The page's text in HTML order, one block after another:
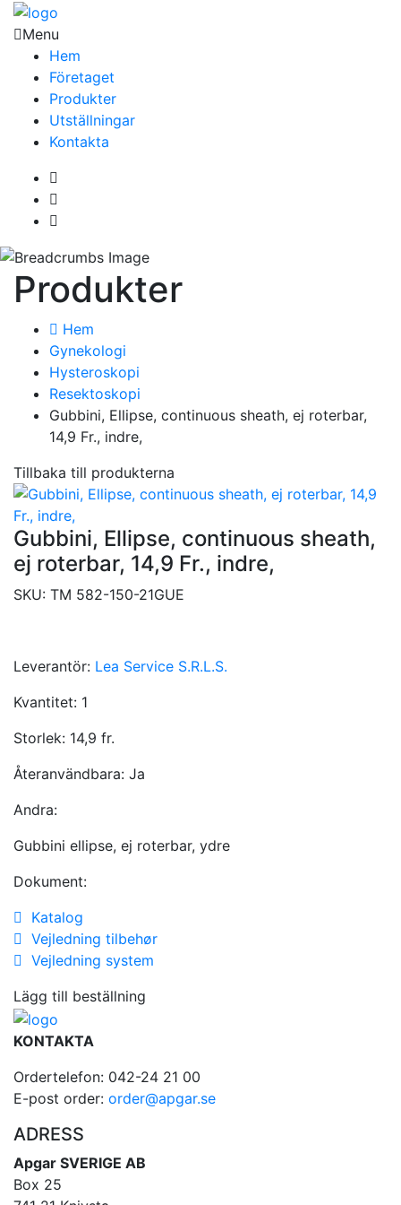
Menu
Hem
Företaget
Produkter
Utställningar
Kontakta
Produkter
Hem
Gynekologi
Hysteroskopi
Resektoskopi
Gubbini, Ellipse, continuous sheath, ej roterbar,
14,9 Fr., indre,
Tillbaka till produkterna
Gubbini, Ellipse, continuous sheath,
ej roterbar, 14,9 Fr., indre,
SKU: TM 582-150-21GUE
Leverantör: Lea Service S.R.L.S.
Kvantitet: 1
Storlek: 14,9 fr.
Återanvändbara: Ja
Andra:
Gubbini ellipse, ej roterbar, ydre
Dokument:
Katalog
Vejledning tilbehør
Vejledning system
Lägg till beställning
KONTAKTA
Ordertelefon: 042-24 21 00
E-post order: order@apgar.se
ADRESS
Apgar SVERIGE AB
Box 25